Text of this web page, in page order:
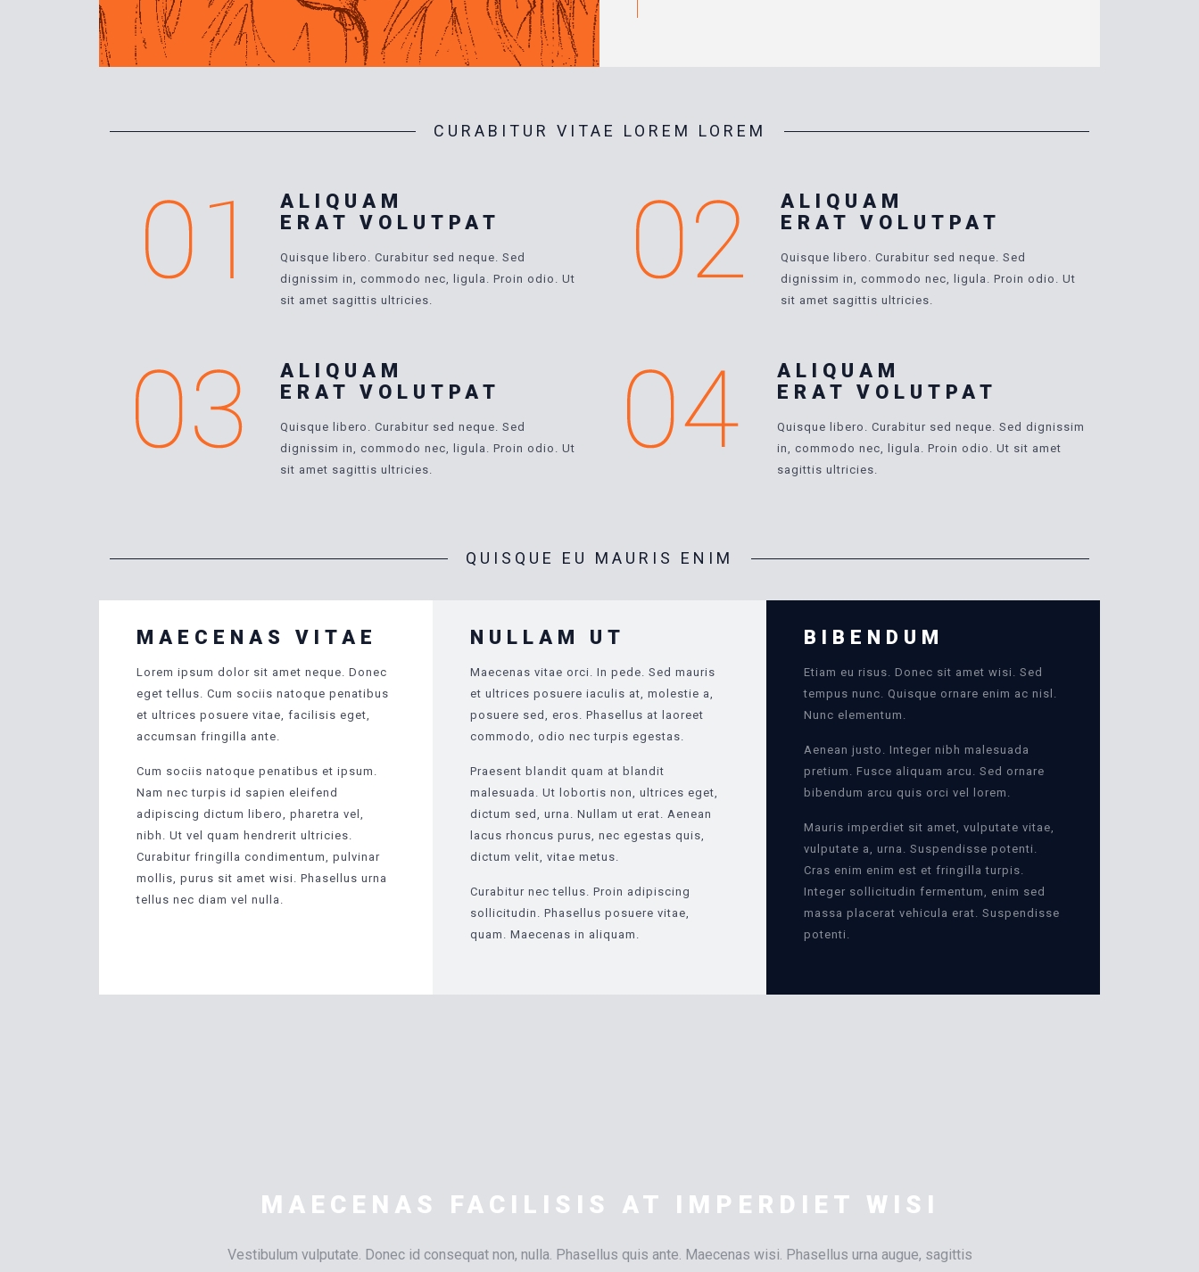
CURABITUR VITAE LOREM LOREM
ALIQUAM
ERAT VOLUTPAT
Quisque libero. Curabitur sed neque. Sed
dignissim in, commodo nec, ligula. Proin odio. Ut
sit amet sagittis ultricies.
ALIQUAM
ERAT VOLUTPAT
Quisque libero. Curabitur sed neque. Sed
dignissim in, commodo nec, ligula. Proin odio. Ut
sit amet sagittis ultricies.
ALIQUAM
ERAT VOLUTPAT
Quisque libero. Curabitur sed neque. Sed
dignissim in, commodo nec, ligula. Proin odio. Ut
sit amet sagittis ultricies.
ALIQUAM
ERAT VOLUTPAT
Quisque libero. Curabitur sed neque. Sed dignissim
in, commodo nec, ligula. Proin odio. Ut sit amet
sagittis ultricies.
QUISQUE EU MAURIS ENIM
MAECENAS VITAE
Lorem ipsum dolor sit amet neque. Donec
eget tellus. Cum sociis natoque penatibus
et ultrices posuere vitae, facilisis eget,
accumsan fringilla ante.
Cum sociis natoque penatibus et ipsum.
Nam nec turpis id sapien eleifend
adipiscing dictum libero, pharetra vel,
nibh. Ut vel quam hendrerit ultricies.
Curabitur fringilla condimentum, pulvinar
mollis, purus sit amet wisi. Phasellus urna
tellus nec diam vel nulla.
NULLAM UT
Maecenas vitae orci. In pede. Sed mauris
et ultrices posuere iaculis at, molestie a,
posuere sed, eros. Phasellus at laoreet
commodo, odio nec turpis egestas.
Praesent blandit quam at blandit
malesuada. Ut lobortis non, ultrices eget,
dictum sed, urna. Nullam ut erat. Aenean
lacus rhoncus purus, nec egestas quis,
dictum velit, vitae metus.
Curabitur nec tellus. Proin adipiscing
sollicitudin. Phasellus posuere vitae,
quam. Maecenas in aliquam.
BIBENDUM
Etiam eu risus. Donec sit amet wisi. Sed
tempus nunc. Quisque ornare enim ac nisl.
Nunc elementum.
Aenean justo. Integer nibh malesuada
pretium. Fusce aliquam arcu. Sed ornare
bibendum arcu quis orci vel lorem.
Mauris imperdiet sit amet, vulputate vitae,
vulputate a, urna. Suspendisse potenti.
Cras enim enim est et fringilla turpis.
Integer sollicitudin fermentum, enim sed
massa placerat vehicula erat. Suspendisse
potenti.
MAECENAS FACILISIS AT IMPERDIET WISI
Vestibulum vulputate. Donec id consequat non, nulla. Phasellus quis ante. Maecenas wisi. Phasellus urna augue, sagittis